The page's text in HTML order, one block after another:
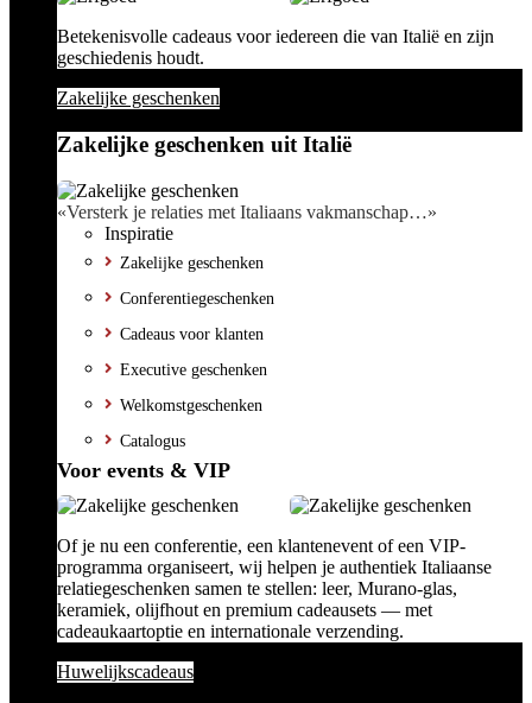
Betekenisvolle cadeaus voor iedereen die van Italië en zijn
geschiedenis houdt.
Zakelijke geschenken
Zakelijke geschenken uit Italië
«Versterk je relaties met Italiaans vakmanschap…»
Inspiratie
Zakelijke geschenken
Conferentiegeschenken
Cadeaus voor klanten
Executive geschenken
Welkomstgeschenken
Catalogus
Voor events & VIP
Of je nu een conferentie, een klantenevent of een VIP-
programma organiseert, wij helpen je authentiek Italiaanse
relatiegeschenken samen te stellen: leer, Murano-glas,
keramiek, olijfhout en premium cadeausets — met
cadeaukaartoptie en internationale verzending.
Huwelijkscadeaus